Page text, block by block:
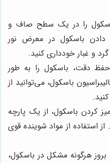
را در یک سطح صاف و
دادن باسکول در معرض نور
و غبار خودداری کنید.
دقت، باسکول را به طور
باسکول، می‌توانید از
کردن باسکول، از یک پارچه
استفاده از مواد شوینده قوی
هرگونه مشکل در باسکول،